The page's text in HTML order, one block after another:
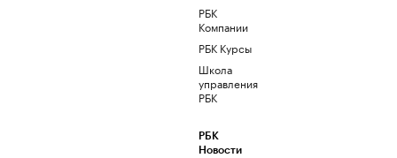
РБК
Компании
РБК Курсы
Школа
управления
РБК
РБК
Новости